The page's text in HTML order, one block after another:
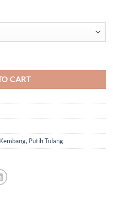
CART
Kembang, Putih Tulang